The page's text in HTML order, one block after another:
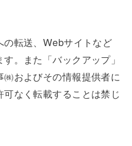
転送、Webサイトなど
。また「バックアップ」
およびその情報提供者に
なく転載することは禁じ